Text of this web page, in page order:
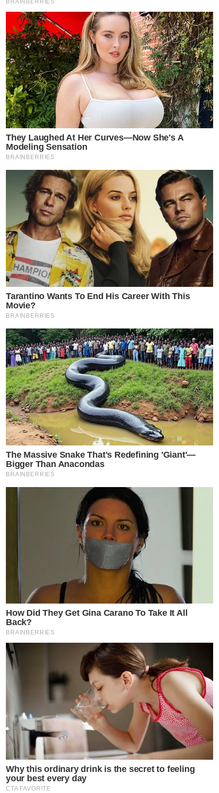
They Laughed At Her Curves—Now She's A
Modeling Sensation
BRAINBERRIES
Tarantino Wants To End His Career With This
Movie?
BRAINBERRIES
The Massive Snake That's Redefining 'Giant'—
Bigger Than Anacondas
BRAINBERRIES
How Did They Get Gina Carano To Take It All
Back?
BRAINBERRIES
Why this ordinary drink is the secret to feeling
your best every day
CTA FAVORITE